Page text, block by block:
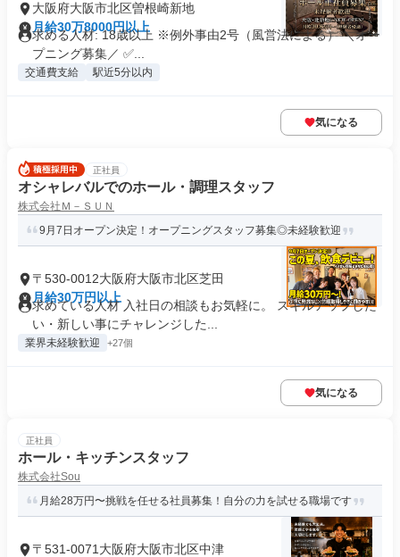
大阪府大阪市北区曽根崎新地
月給30万8000円以上
求める人材: 18歳以上 ※例外事由2号（風営法による） ＼オー
プニング募集／ ✅...
交通費支給 駅近5分以内
気になる
正社員
オシャレバルでのホール・調理スタッフ
株式会社Ｍ－ＳＵＮ
9月7日オープン決定！オープニングスタッフ募集◎未経験歓迎
〒530-0012大阪府大阪市北区芝田
月給30万円以上
求めている人材 入社日の相談もお気軽に。 スキルアップした
い・新しい事にチャレンジした...
業界未経験歓迎 +27個
気になる
正社員
ホール・キッチンスタッフ
株式会社Sou
月給28万円〜挑戦を任せる社員募集！自分の力を試せる職場です
〒531-0071大阪府大阪市北区中津